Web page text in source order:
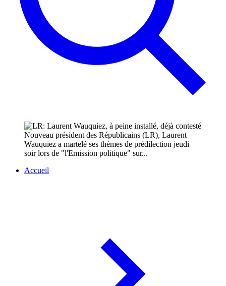
Nouveau président des Républicains (LR), Laurent
Wauquiez a martelé ses thèmes de prédilection jeudi
soir lors de "l'Emission politique" sur...
Accueil